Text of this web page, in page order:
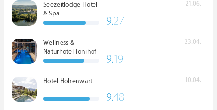
Seezeitlodge Hotel
& Spa
21.06.
9.27
Wellness &
Naturhotel Tonihof
****S
23.04.
9.19
Hotel Hohenwart 10.04.
9.48